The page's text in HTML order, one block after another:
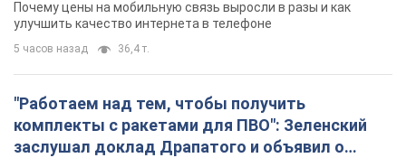
Почему цены на мобильную связь выросли в разы и как
улучшить качество интернета в телефоне
5 часов назад 36,4 т.
"Работаем над тем, чтобы получить
комплекты с ракетами для ПВО": Зеленский
заслушал доклад Драпатого и объявил о